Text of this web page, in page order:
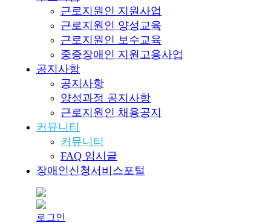
근로지원인 지원사업
근로지원인 양성교육
근로지원인 보수교육
중증장애인 지원고용사업
공지사항
공지사항
양성과정 공지사항
근로지원인 채용공지
커뮤니티
커뮤니티
FAQ 임시글
장애인신청서비스포털
로그인